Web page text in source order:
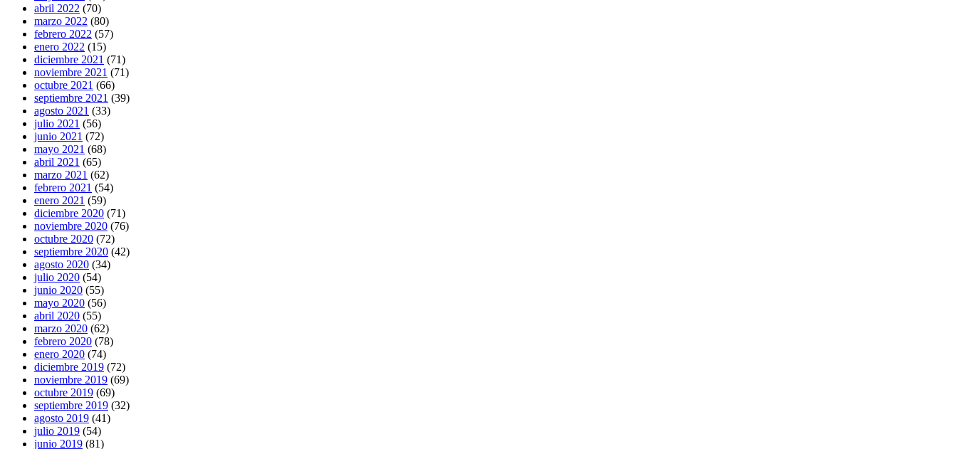
abril 2022 (70)
marzo 2022 (80)
febrero 2022 (57)
enero 2022 (15)
diciembre 2021 (71)
noviembre 2021 (71)
octubre 2021 (66)
septiembre 2021 (39)
agosto 2021 (33)
julio 2021 (56)
junio 2021 (72)
mayo 2021 (68)
abril 2021 (65)
marzo 2021 (62)
febrero 2021 (54)
enero 2021 (59)
diciembre 2020 (71)
noviembre 2020 (76)
octubre 2020 (72)
septiembre 2020 (42)
agosto 2020 (34)
julio 2020 (54)
junio 2020 (55)
mayo 2020 (56)
abril 2020 (55)
marzo 2020 (62)
febrero 2020 (78)
enero 2020 (74)
diciembre 2019 (72)
noviembre 2019 (69)
octubre 2019 (69)
septiembre 2019 (32)
agosto 2019 (41)
julio 2019 (54)
junio 2019 (81)